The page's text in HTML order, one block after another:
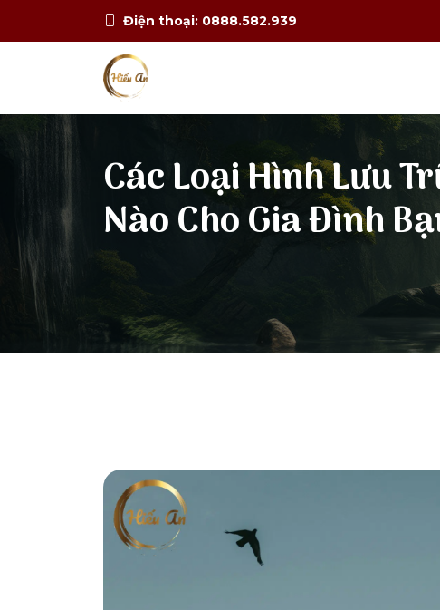
Điện thoại: 0888.582.939
Các Loại Hình Lưu
Nào Cho Gia Đình